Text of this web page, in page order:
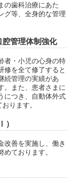
の歯科治療にあた
グ等、全身的な管理
腔管理体制強化
者・小児の心身の特
修を全て修了すると
続管理の実績があ
。また、患者さまに
につき、自動体外式
ります。
）
改善を実施し、働き
ております。